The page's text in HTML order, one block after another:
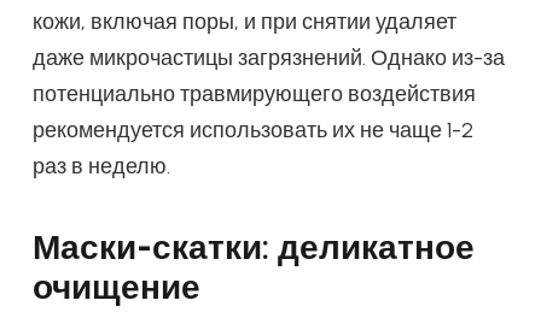
кожи, включая поры, и при снятии удаляет
даже микрочастицы загрязнений. Однако из-за
потенциально травмирующего воздействия
рекомендуется использовать их не чаще 1-2
раз в неделю.
Маски-скатки: деликатное
очищение